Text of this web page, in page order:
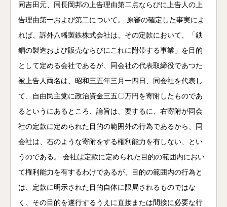
同吉田元、同長岡邦の上告理由第二点ならびに上告人の上
告理由第一および第二について。 原審の確定した事実によ
れば、訴外八幡製鉄株式会社は、その定款において、「鉄
鋼の製造および販売ならびにこれに附帯する事業」を目的
として定める会社であるが、同会社の代表取締役であつた
被上告人両名は、昭和三五年三月一四日、同会社を代表し
て、自由民主党に政治資金三五〇万円を寄附したものであ
るというにあるところ、論旨は、要するに、右寄附が同会
社の定款に定められた目的の範囲外の行為であるから、同
会社は、右のような寄附をする権利能力を有しない、とい
うのである。 会社は定款に定められた目的の範囲内におい
て権利能力を有するわけであるが、目的の範囲内の行為と
は、定款に明示された目的自体に限局されるものではな
く、その目的を遂行するうえに直接または間接に必要な行